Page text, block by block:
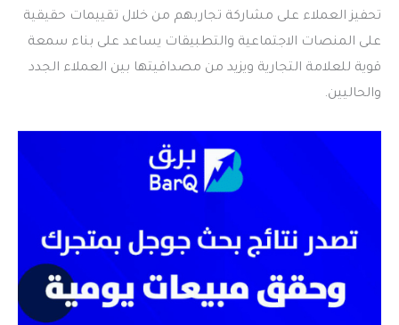
تحفيز العملاء على مشاركة تجاربهم من خلال تقييمات حقيقية
على المنصات الاجتماعية والتطبيقات يساعد على بناء سمعة
قوية للعلامة التجارية ويزيد من مصداقيتها بين العملاء الجدد
والحاليين.